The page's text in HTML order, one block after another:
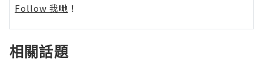
Follow 我哋 ！
相關話題